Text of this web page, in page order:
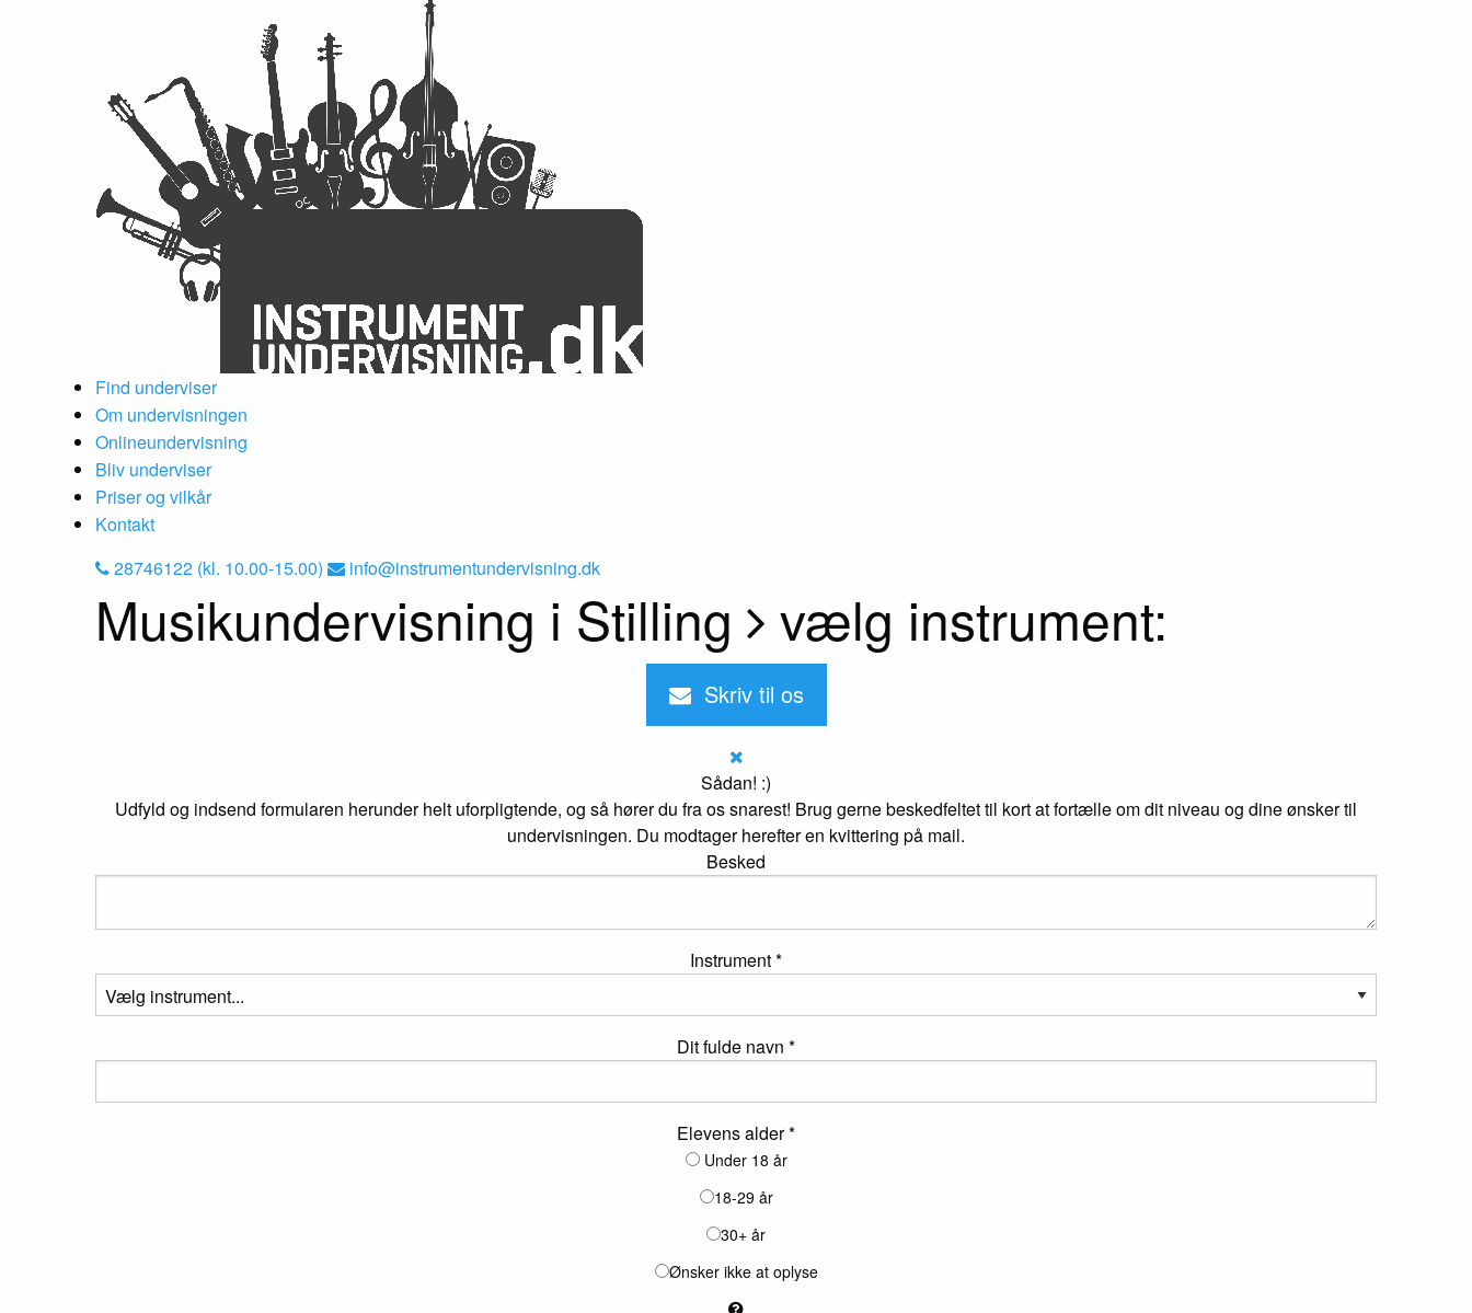
Find underviser
Om undervisningen
Onlineundervisning
Bliv underviser
Priser og vilkår
Kontakt
28746122 (kl. 10.00-15.00)
info@instrumentundervisning.dk
Musikundervisning i Stilling vælg instrument:
Skriv til os
Sådan! :)
Udfyld og indsend formularen herunder helt uforpligtende, og så hører du fra os snarest! Brug gerne beskedfeltet til kort at fortælle om dit niveau og dine ønsker til
undervisningen. Du modtager herefter en kvittering på mail.
Besked
Instrument *
Dit fulde navn *
Elevens alder *
Under 18 år
18-29 år
30+ år
Ønsker ikke at oplyse